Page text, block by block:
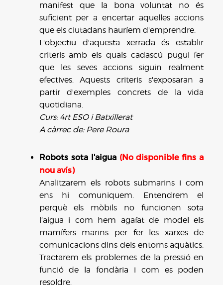
manifest que la bona voluntat no és
suficient per a encertar aquelles accions
que els ciutadans hauríem d'emprendre.
L'objectiu d'aquesta xerrada és establir
criteris amb els quals cadascú pugui fer
que les seves accions siguin realment
efectives. Aquests criteris s'exposaran a
partir d'exemples concrets de la vida
quotidiana.
Curs: 4rt ESO i Batxillerat
A càrrec de: Pere Roura
Robots sota l'aigua (No disponible fins a
nou avís)
Analitzarem els robots submarins i com
ens hi comuniquem. Entendrem el
perquè els mòbils no funcionen sota
l’aigua i com hem agafat de model els
mamífers marins per fer les xarxes de
comunicacions dins dels entorns aquàtics.
Tractarem els problemes de la pressió en
funció de la fondària i com es poden
resoldre.